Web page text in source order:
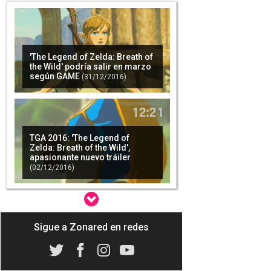
'The Legend of Zelda: Breath of
the Wild' podría salir en marzo
según GAME (31/12/2016)
TGA 2016: 'The Legend of
Zelda: Breath of the Wild',
apasionante nuevo tráiler
(02/12/2016)
Legend of Zelda: Breath of the
(02/12/2016)
Sigue a Zonared en redes